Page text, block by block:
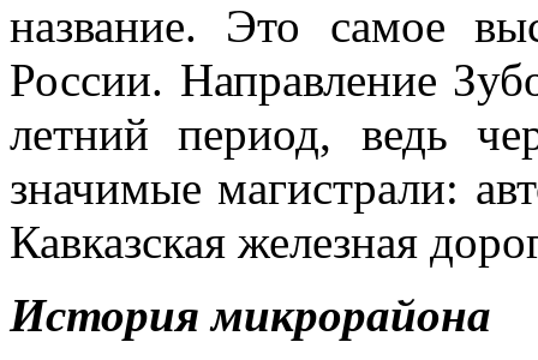
название. Это самое
России. Направление
летний период, ведь
значимые магистрали:
Кавказская железная
История микрорайона